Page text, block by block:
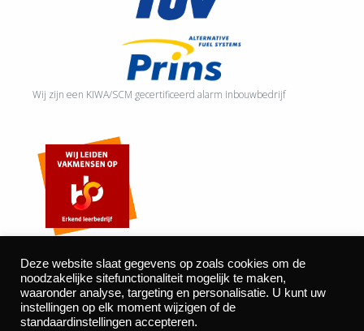
Wij zijn een KIWA/SCM gecertificeerd alarm inbouwbedrijf
©2026 Autocentrum Bijvelds BV. De Beeke 4, 5469 DW Erp
| website door
Deze website slaat gegevens op zoals cookies om de
noodzakelijke sitefunctionaliteit mogelijk te maken,
waaronder analyse, targeting en personalisatie. U kunt uw
instellingen op elk moment wijzigen of de
standaardinstellingen accepteren.